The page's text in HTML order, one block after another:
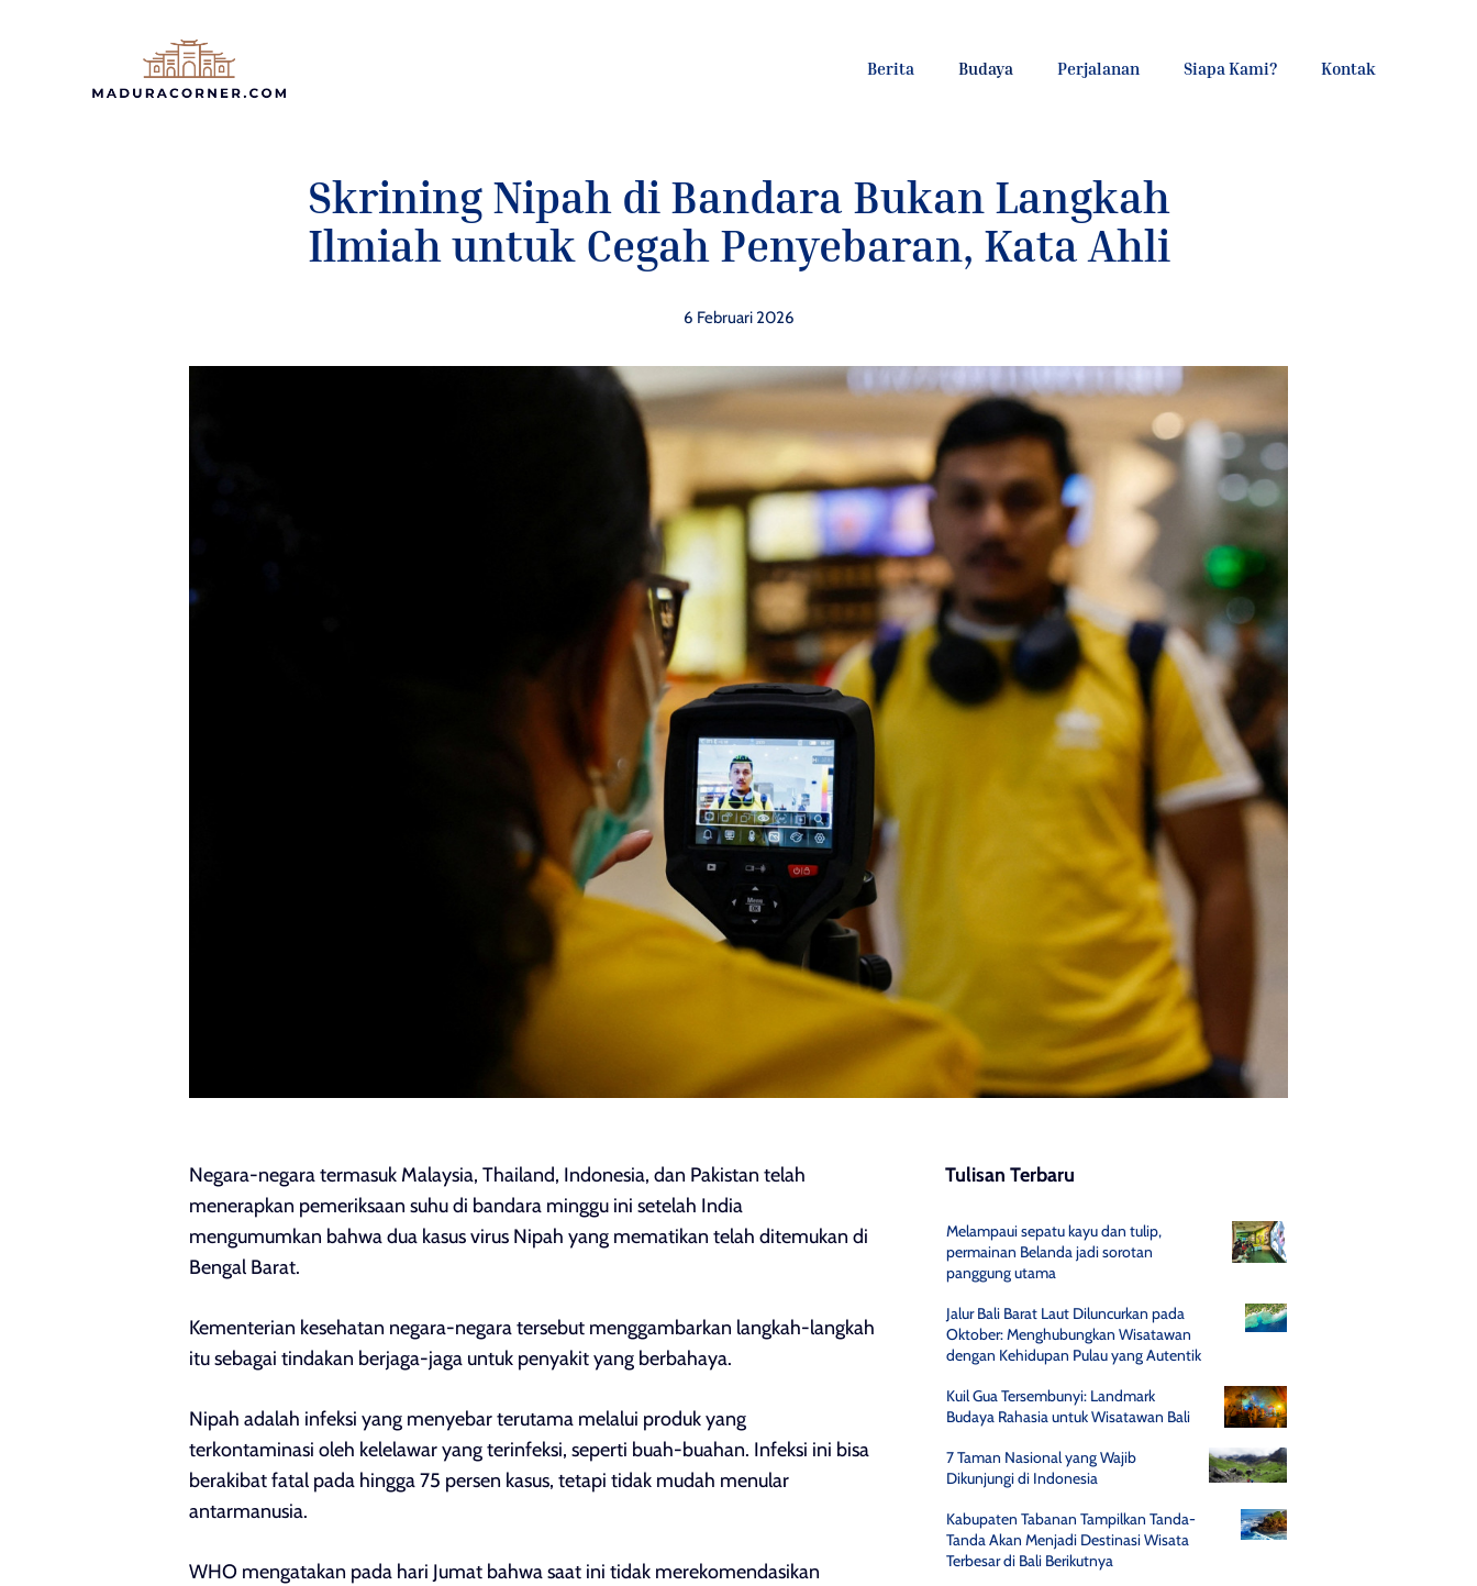
Berita Budaya Perjalanan Siapa Kami? Kontak
Skrining Nipah di Bandara Bukan Langkah
Ilmiah untuk Cegah Penyebaran, Kata Ahli
6 Februari 2026
Negara-negara termasuk Malaysia, Thailand, Indonesia, dan Pakistan telah
menerapkan pemeriksaan suhu di bandara minggu ini setelah India
mengumumkan bahwa dua kasus virus Nipah yang mematikan telah ditemukan di
Bengal Barat.
Kementerian kesehatan negara-negara tersebut menggambarkan langkah-langkah
itu sebagai tindakan berjaga-jaga untuk penyakit yang berbahaya.
Nipah adalah infeksi yang menyebar terutama melalui produk yang
terkontaminasi oleh kelelawar yang terinfeksi, seperti buah-buahan. Infeksi ini bisa
berakibat fatal pada hingga 75 persen kasus, tetapi tidak mudah menular
antarmanusia.
WHO mengatakan pada hari Jumat bahwa saat ini tidak merekomendasikan
Tulisan Terbaru
Melampaui sepatu kayu dan tulip,
permainan Belanda jadi sorotan
panggung utama
Jalur Bali Barat Laut Diluncurkan pada
Oktober: Menghubungkan Wisatawan
dengan Kehidupan Pulau yang Autentik
Kuil Gua Tersembunyi: Landmark
Budaya Rahasia untuk Wisatawan Bali
7 Taman Nasional yang Wajib
Dikunjungi di Indonesia
Kabupaten Tabanan Tampilkan Tanda-
Tanda Akan Menjadi Destinasi Wisata
Terbesar di Bali Berikutnya